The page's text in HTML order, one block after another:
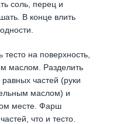
соль, перец и
В конце влить
на поверхность,
маслом. Разделить
частей (руки
маслом) и
месте. Фарш
что и тесто.